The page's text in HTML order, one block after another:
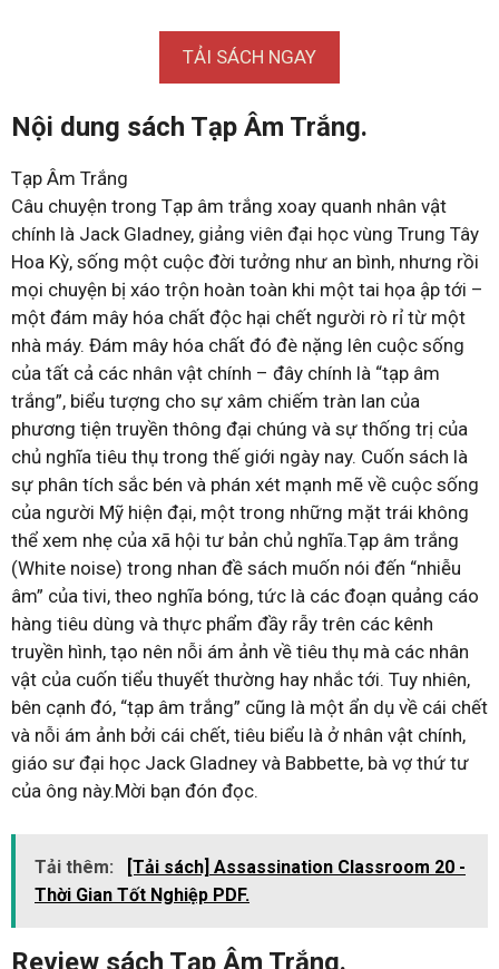
TẢI SÁCH NGAY
Nội dung sách Tạp Âm Trắng.
Tạp Âm Trắng
Câu chuyện trong Tạp âm trắng xoay quanh nhân vật
chính là Jack Gladney, giảng viên đại học vùng Trung Tây
Hoa Kỳ, sống một cuộc đời tưởng như an bình, nhưng rồi
mọi chuyện bị xáo trộn hoàn toàn khi một tai họa ập tới –
một đám mây hóa chất độc hại chết người rò rỉ từ một
nhà máy. Đám mây hóa chất đó đè nặng lên cuộc sống
của tất cả các nhân vật chính – đây chính là “tạp âm
trắng”, biểu tượng cho sự xâm chiếm tràn lan của
phương tiện truyền thông đại chúng và sự thống trị của
chủ nghĩa tiêu thụ trong thế giới ngày nay. Cuốn sách là
sự phân tích sắc bén và phán xét mạnh mẽ về cuộc sống
của người Mỹ hiện đại, một trong những mặt trái không
thể xem nhẹ của xã hội tư bản chủ nghĩa.Tạp âm trắng
(White noise) trong nhan đề sách muốn nói đến “nhiễu
âm” của tivi, theo nghĩa bóng, tức là các đoạn quảng cáo
hàng tiêu dùng và thực phẩm đầy rẫy trên các kênh
truyền hình, tạo nên nỗi ám ảnh về tiêu thụ mà các nhân
vật của cuốn tiểu thuyết thường hay nhắc tới. Tuy nhiên,
bên cạnh đó, “tạp âm trắng” cũng là một ẩn dụ về cái chết
và nỗi ám ảnh bởi cái chết, tiêu biểu là ở nhân vật chính,
giáo sư đại học Jack Gladney và Babbette, bà vợ thứ tư
của ông này.Mời bạn đón đọc.
Tải thêm:
[Tải sách] Assassination Classroom 20 -
Thời Gian Tốt Nghiệp PDF.
Review sách Tạp Âm Trắng.